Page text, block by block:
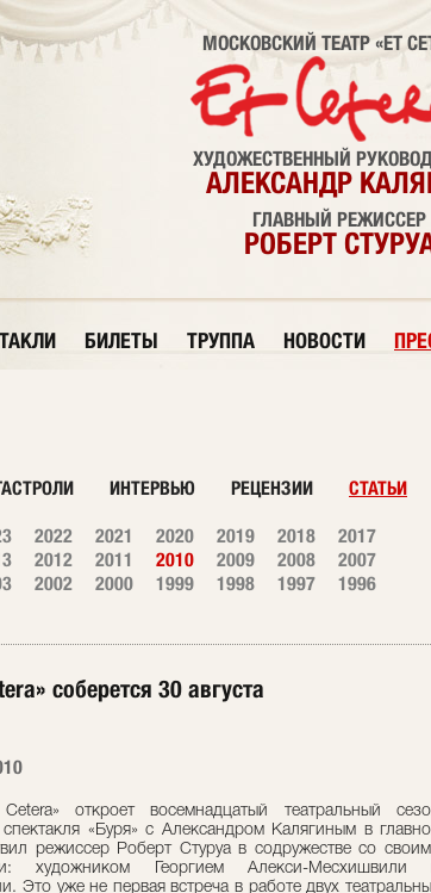
МОСКОВСКИЙ ТЕАТР «ET
ХУДОЖЕСТВЕННЫЙ
АЛЕКСАНДР
ГЛАВНЫЙ РЕЖИССЕР
РОБЕРТ
БИЛЕТЫ ТРУППА НОВОСТИ
ИНТЕРВЬЮ РЕЦЕНЗИИ СТАТЬИ
2022 2021 2020 2019 2018
2017
2012 2011 2010 2009 2008
2007
2002 2000 1999 1998 1997
1996
соберется 30 августа
откроет восемнадцатый театральный
«Буря» с Александром Калягиным в
режиссер Роберт Стуруа в содружестве со
художником Георгием Алекси-Месхишвили
Это уже не первая встреча в работе двух